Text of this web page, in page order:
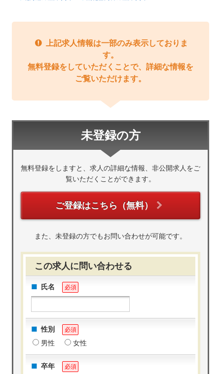
上記求人情報は一部のみ表示しておりま
す。
無料登録をしていただくことで、詳細な情報を
ご覧いただけます。
未登録の方
無料登録をしますと、求人の詳細な情報、非公開求人をご
覧いただくことができます。
ご登録はこちら（無料）
また、未登録の方でもお問い合わせが可能です。
この求人に問い合わせる
氏名 必須
性別 必須
男性 女性
卒年 必須